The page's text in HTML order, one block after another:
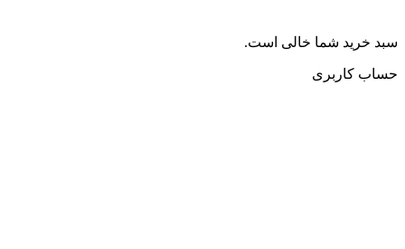
سبد خرید شما خالی است.
حساب کاربری